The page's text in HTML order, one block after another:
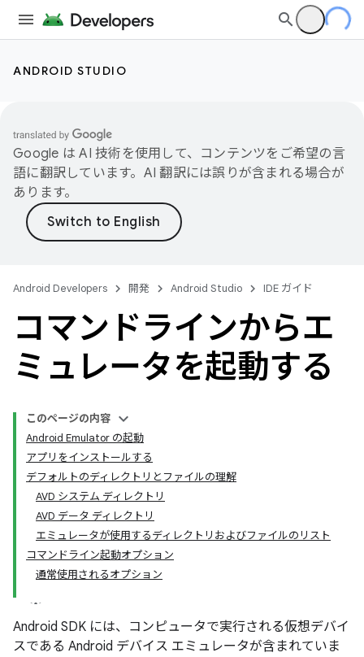
ANDROID STUDIO
Google は AI 技術を使用して、コンテンツをご希望の言
語に翻訳しています。AI 翻訳には誤りが含まれる場合が
あります。
Android Developers 開発 Android Studio IDE ガイド
コマンドラインからエ
ミュレータを起動する
このページの内容
Android Emulator の起動
アプリをインストールする
デフォルトのディレクトリとファイルの理解
AVD システム ディレクトリ
AVD データ ディレクトリ
エミュレータが使用するディレクトリおよびファイルのリスト
コマンドライン起動オプション
通常使用されるオプション
Android SDK には、コンピュータで実行される仮想デバイ
スである Android デバイス エミュレータが含まれていま